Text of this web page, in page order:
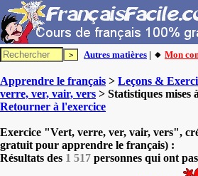
Autres matières | 🔸 Mon
Apprendre le français > Leçons &
verre, ver, vair, vers > Statistiques mises
Retourner à l'exercice
Exercice "Vert, verre, ver, vair, vers",
gratuit pour apprendre le français) :
Résultats des 1 517 personnes qui ont